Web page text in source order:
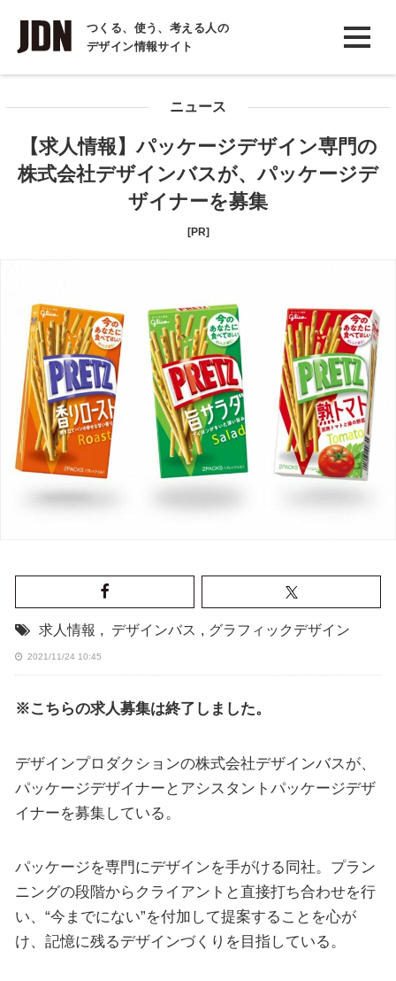
つくる、使う、考える人の
デザイン情報サイト
INTERVIEW
インタビュー
COLUMN
ニュース
【求人情報】パッケージデザイン専門の
株式会社デザインバスが、パッケージデ
ザイナーを募集
[PR]
求人情報 , デザインバス , グラフィックデザイン
2021/11/24 10:45
※こちらの求人募集は終了しました。
デザインプロダクションの株式会社デザインバスが、
パッケージデザイナーとアシスタントパッケージデザ
イナーを募集している。
パッケージを専門にデザインを手がける同社。プラン
ニングの段階からクライアントと直接打ち合わせを行
い、“今までにない”を付加して提案することを心が
け、記憶に残るデザインづくりを目指している。